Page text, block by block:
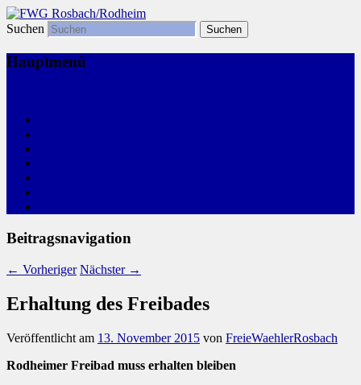
FWG Rosbach/Rodheim
Freie Wählergemeinschaft
Suchen
Hauptmenü
Beitragsnavigation
← Vorheriger Nächster →
Erhaltung des Freibades
Veröffentlicht am 13. November 2015 von FreieWaehlerRosbach
Rodheimer Freibad muss erhalten bleiben